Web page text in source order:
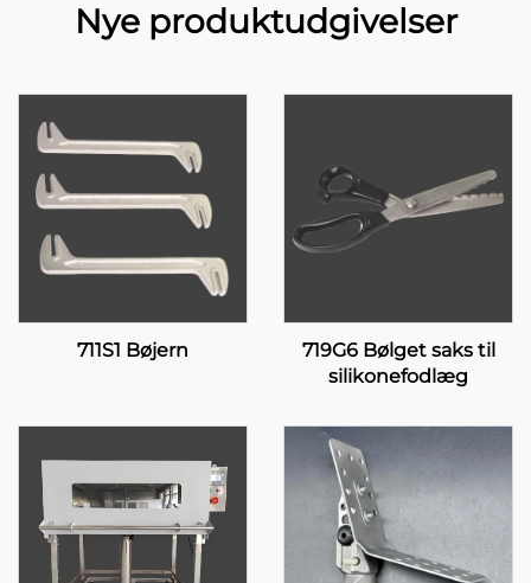
Nye produktudgivelser
711S1 Bøjern
719G6 Bølget saks til
silikonefodlæg